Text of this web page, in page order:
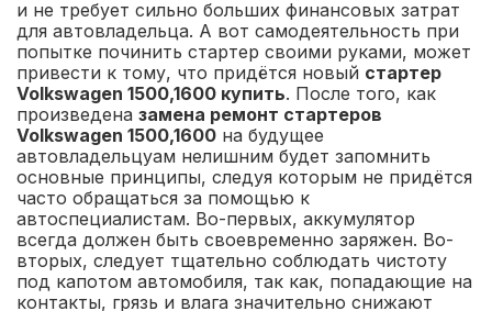
и не требует сильно больших финансовых затрат
для автовладельца. А вот самодеятельность при
попытке починить стартер своими руками, может
привести к тому, что придётся новый стартер
Volkswagen 1500,1600 купить. После того, как
произведена замена ремонт стартеров
Volkswagen 1500,1600 на будущее
автовладельцуам нелишним будет запомнить
основные принципы, следуя которым не придётся
часто обращаться за помощью к
автоспециалистам. Во-первых, аккумулятор
всегда должен быть своевременно заряжен. Во-
вторых, следует тщательно соблюдать чистоту
под капотом автомобиля, так как, попадающие на
контакты, грязь и влага значительно снижают